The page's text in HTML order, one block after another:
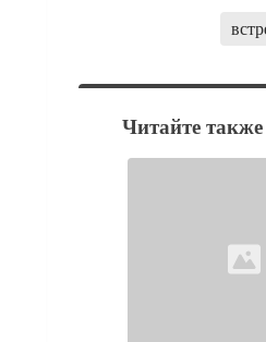
Читайте также